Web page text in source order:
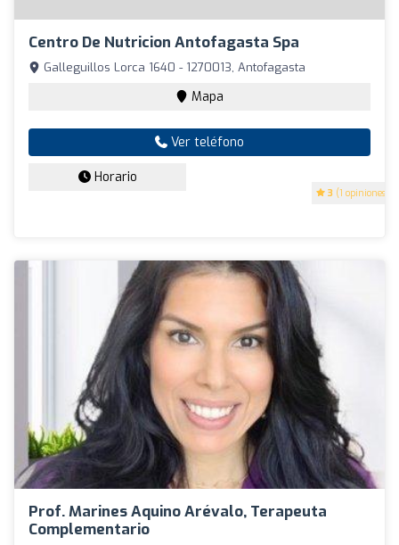
Centro De Nutricion Antofagasta Spa
3 (1 opiniones)
Galleguillos Lorca 1640 - 1270013, Antofagasta
Mapa
Ver teléfono
Horario
Prof. Marines Aquino Arévalo, Terapeuta
Complementario